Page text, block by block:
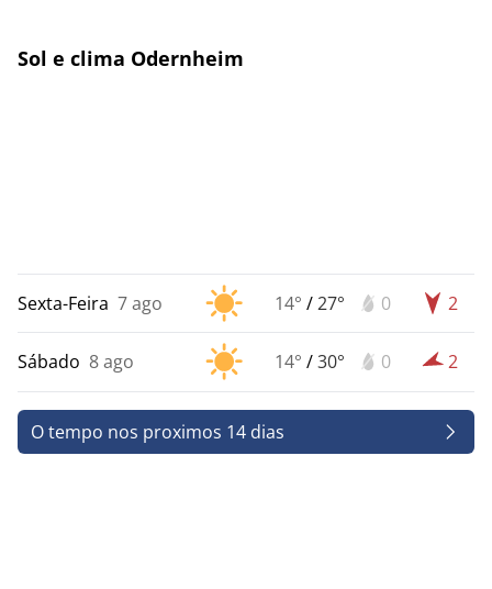
Sol e clima Odernheim
Sexta-Feira 7 ago 14° /27° 0 2
Sábado 8 ago 14° /30° 0 2
O tempo nos proximos 14 dias